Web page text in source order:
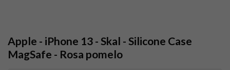
Apple - iPhone 13 - Skal - Silicone Case
MagSafe - Rosa pomelo